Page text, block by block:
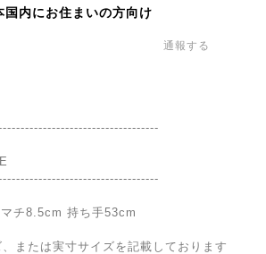
国内にお住まいの方向け
通報する
チ8.5cm 持ち手53cm
または実寸サイズを記載しております